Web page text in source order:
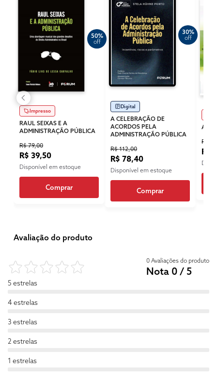
50%
off
Impresso
RAUL SEIXAS E A
ADMINISTRAÇÃO PÚBLICA
R$ 79,00
R$ 39,50
Disponível em estoque
Comprar
30%
off
Digital
A CELEBRAÇÃO DE
ACORDOS PELA
ADMINISTRAÇÃO PÚBLICA
R$ 112,00
R$ 78,40
Disponível em estoque
Comprar
R$
R$
Avaliação do produto
0 Avaliações do produto
Nota 0 / 5
5 estrelas
4 estrelas
3 estrelas
2 estrelas
1 estrelas